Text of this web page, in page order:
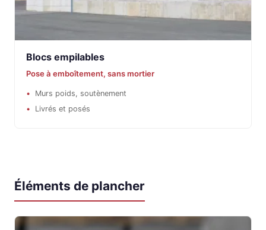
Blocs empilables
Pose à emboîtement, sans mortier
Murs poids, soutènement
Livrés et posés
Éléments de plancher